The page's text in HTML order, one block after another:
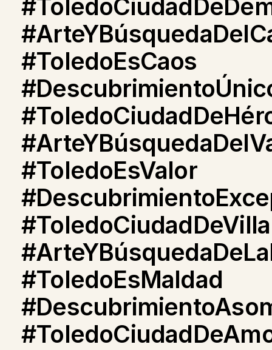
#ToledoEsCaos
#ToledoEsValor
#ToledoEsMaldad